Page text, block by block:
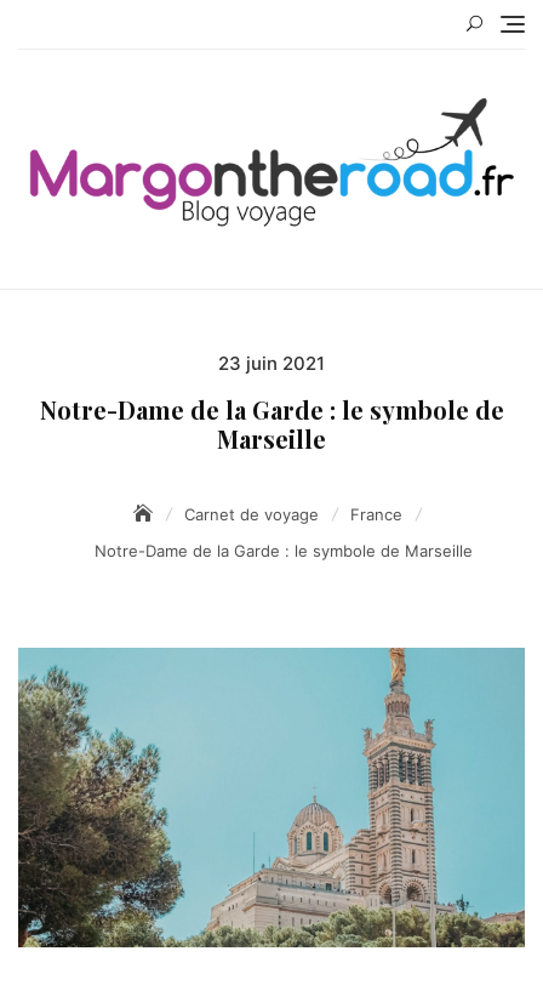
Posted
23 juin 2021
Notre-Dame de la Garde : le symbole de
Marseille
Carnet de voyage
France
Notre-Dame de la Garde : le symbole de Marseille